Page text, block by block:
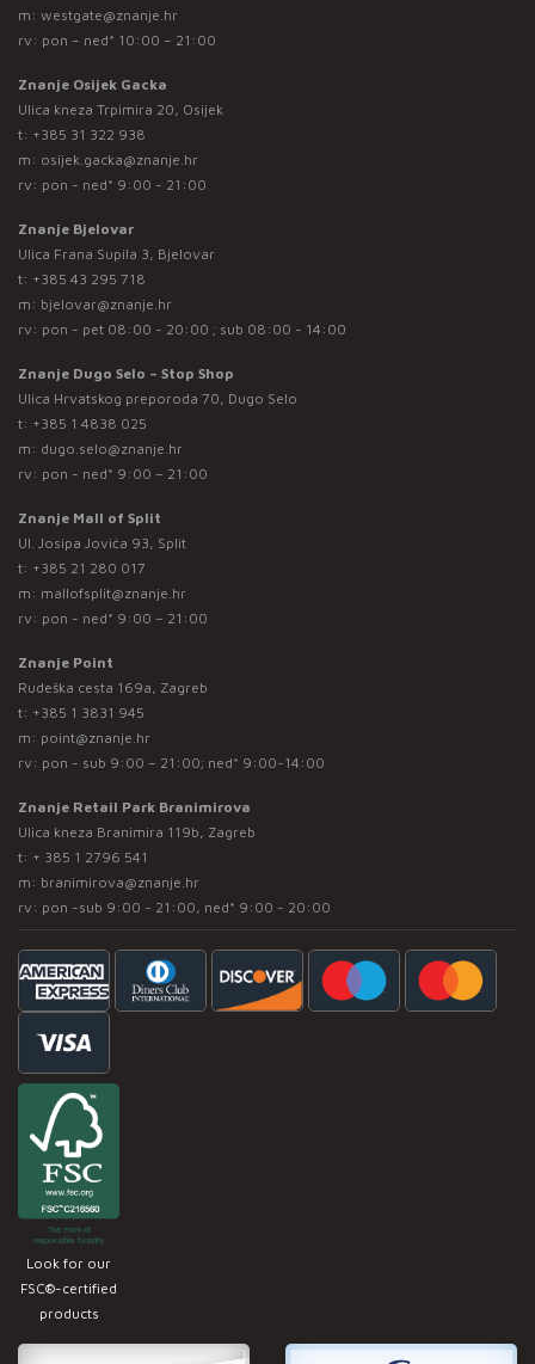
m: westgate@znanje.hr
rv: pon – ned* 10:00 – 21:00
Znanje Osijek Gacka
Ulica kneza Trpimira 20, Osijek
t: +385 31 322 938
m: osijek.gacka@znanje.hr
rv: pon - ned* 9:00 - 21:00
Znanje Bjelovar
Ulica Frana Supila 3, Bjelovar
t: +385 43 295 718
m: bjelovar@znanje.hr
rv: pon - pet 08:00 - 20:00 ; sub 08:00 - 14:00
Znanje Dugo Selo – Stop Shop
Ulica Hrvatskog preporoda 70, Dugo Selo
t: +385 1 4838 025
m: dugo.selo@znanje.hr
rv: pon - ned* 9:00 – 21:00
Znanje Mall of Split
Ul. Josipa Jovića 93, Split
t: +385 21 280 017
m: mallofsplit@znanje.hr
rv: pon - ned* 9:00 – 21:00
Znanje Point
Rudeška cesta 169a, Zagreb
t: +385 1 3831 945
m: point@znanje.hr
rv: pon - sub 9:00 – 21:00; ned* 9:00-14:00
Znanje Retail Park Branimirova
Ulica kneza Branimira 119b, Zagreb
t: + 385 1 2796 541
m: branimirova@znanje.hr
rv: pon -sub 9:00 - 21:00, ned* 9:00 - 20:00
Look for our
FSC®-certified
products